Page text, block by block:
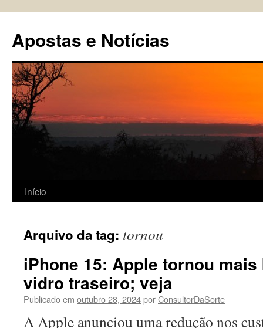
conteúdo
Apostas e Notícias
Início
Arquivo da tag: tornou
iPhone 15: Apple tornou
vidro traseiro; veja
Publicado em outubro 28, 2024porConsultorDaSorte
A Apple anunciou uma redução nos